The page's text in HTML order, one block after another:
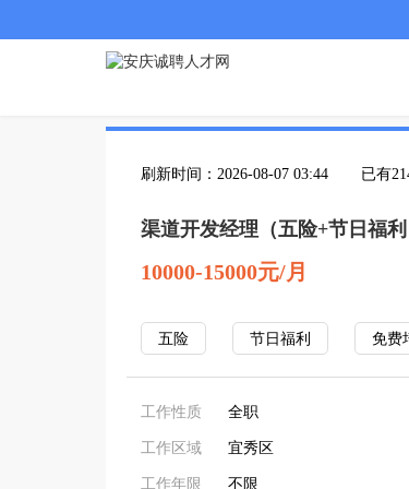
刷新时间：2026-08-07 03:44 已有
渠道开发经理（五险+节日福利
10000-15000元/月
五险 节日福利 免费
工作性质 全职
工作区域 宜秀区
工作年限 不限